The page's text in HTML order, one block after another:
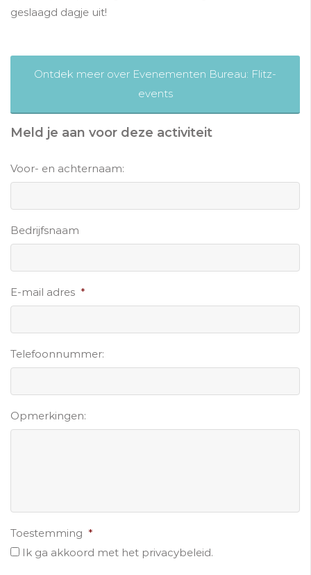
geslaagd dagje uit!
Ontdek meer over Evenementen Bureau: Flitz-
events
Meld je aan voor deze activiteit
Voor- en achternaam:
Bedrijfsnaam
E-mail adres *
Telefoonnummer:
Opmerkingen:
Toestemming *
Ik ga akkoord met het privacybeleid.